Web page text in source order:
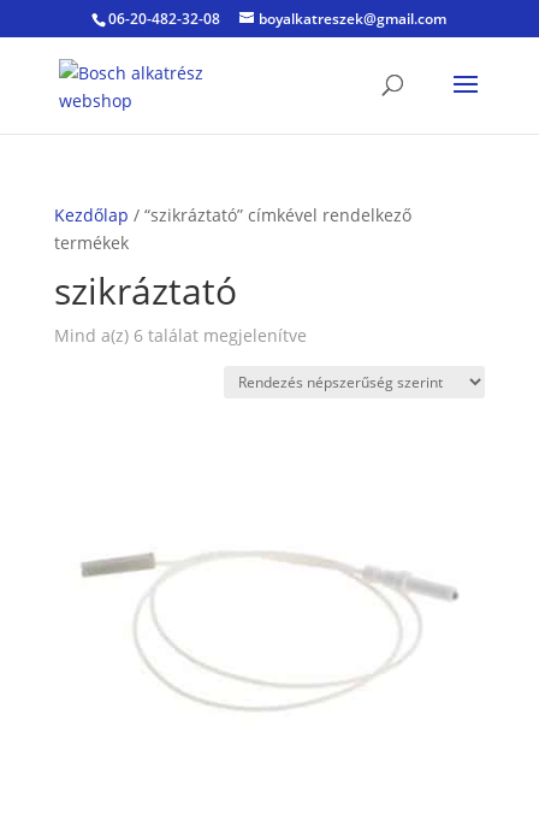
06-20-482-32-08 boyalkatreszek@gmail.com
Kezdőlap / “szikráztató” címkével rendelkező
termékek
szikráztató
Mind a(z) 6 találat megjelenítveSorted
popularity